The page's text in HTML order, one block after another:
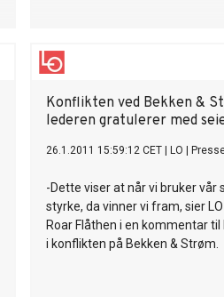
Konflikten ved Bekken &
lederen gratulerer med
26.1.2011 15:59:12 CET LO
-Dette viser at når vi bruker vår
styrke, da vinner vi fram, sier
Roar Flåthen i en kommentar til
i konflikten på Bekken & Strøm.